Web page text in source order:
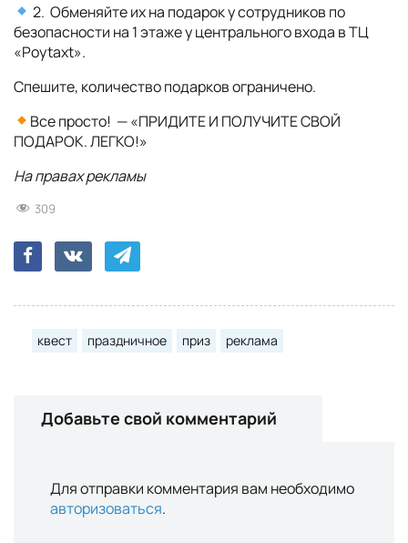
2. Обменяйте их на подарок у сотрудников по
безопасности на 1 этаже у центрального входа в ТЦ
«Poytaxt».
Спешите, количество подарков ограничено.
Все просто! — «ПРИДИТЕ И ПОЛУЧИТЕ СВОЙ
ПОДАРОК. ЛЕГКО!»
На правах рекламы
309
квест праздничное приз реклама
Добавьте свой комментарий
Для отправки комментария вам необходимо
авторизоваться.